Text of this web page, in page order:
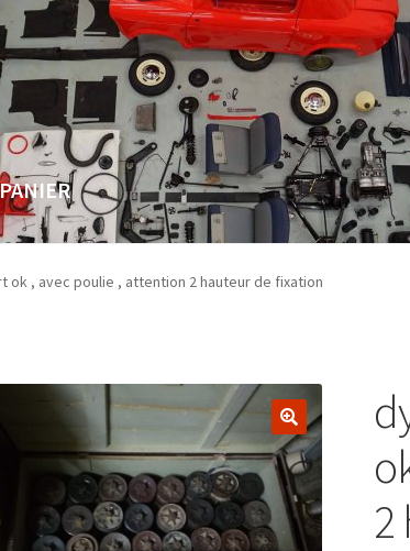
PANIER
Validation de la commande
ok , avec poulie , attention 2 hauteur de fixation
2